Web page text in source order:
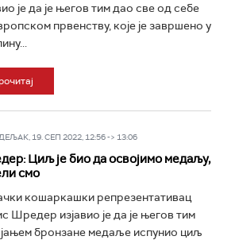
је да је његов тим дао све од себе
првенству, које је завршено у
19. СЕП 2022, 12:56 -> 13:06
Циљ је био да освојимо медаљу,
смо
кошаркашки репрезентативац
Шредер изјавио је да је његов тим
бронзане медаље испунио циљ